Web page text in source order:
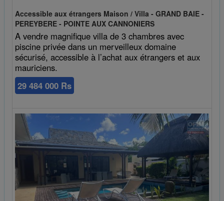
Accessible aux étrangers Maison / Villa - GRAND BAIE -
PEREYBERE - POINTE AUX CANNONIERS
A vendre magnifique villa de 3 chambres avec
piscine privée dans un merveilleux domaine
sécurisé, accessible à l’achat aux étrangers et aux
mauriciens.
29 484 000 Rs